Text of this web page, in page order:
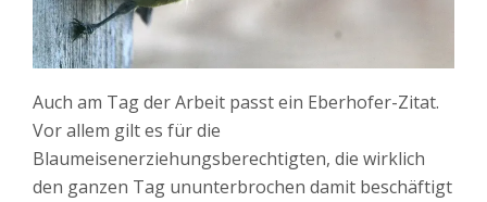
Auch am Tag der Arbeit passt ein Eberhofer-Zitat.
Vor allem gilt es für die
Blaumeisenerziehungsberechtigten, die wirklich
den ganzen Tag ununterbrochen damit beschäftigt